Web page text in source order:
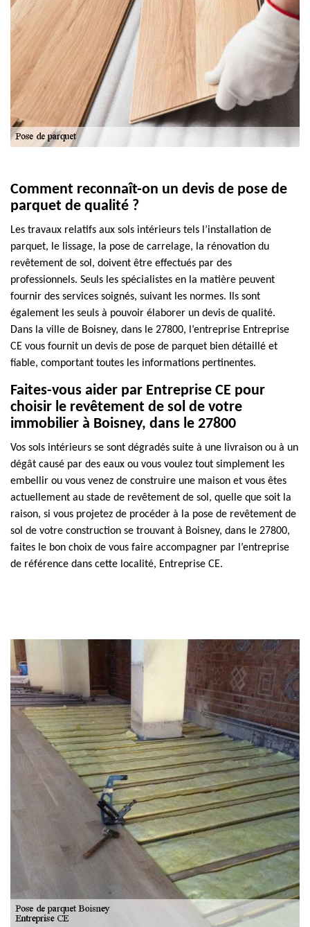
Comment reconnaît-on un devis de pose de
parquet de qualité ?
Les travaux relatifs aux sols intérieurs tels l’installation de
parquet, le lissage, la pose de carrelage, la rénovation du
revêtement de sol, doivent être effectués par des
professionnels. Seuls les spécialistes en la matière peuvent
fournir des services soignés, suivant les normes. Ils sont
également les seuls à pouvoir élaborer un devis de qualité.
Dans la ville de Boisney, dans le 27800, l’entreprise Entreprise
CE vous fournit un devis de pose de parquet bien détaillé et
fiable, comportant toutes les informations pertinentes.
Faites-vous aider par Entreprise CE pour
choisir le revêtement de sol de votre
immobilier à Boisney, dans le 27800
Vos sols intérieurs se sont dégradés suite à une livraison ou à un
dégât causé par des eaux ou vous voulez tout simplement les
embellir ou vous venez de construire une maison et vous êtes
actuellement au stade de revêtement de sol, quelle que soit la
raison, si vous projetez de procéder à la pose de revêtement de
sol de votre construction se trouvant à Boisney, dans le 27800,
faites le bon choix de vous faire accompagner par l’entreprise
de référence dans cette localité, Entreprise CE.